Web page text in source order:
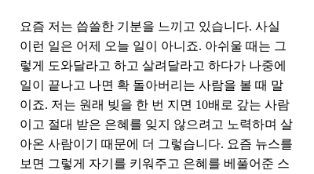
요즘 저는 씁쓸한 기분을 느끼고 있습니다. 사실
이런 일은 어제 오늘 일이 아니죠. 아쉬울 때는 그
렇게 도와달라고 하고 살려달라고 하다가 나중에
일이 끝나고 나면 확 돌아버리는 사람을 볼 때 말
이죠. 저는 원래 빚을 한 번 지면 10배로 갚는 사람
이고 절대 받은 은혜를 잊지 않으려고 노력하며 살
아온 사람이기 때문에 더 그렇습니다. 요즘 뉴스를
보면 그렇게 자기를 키워주고 은혜를 베풀어준 스